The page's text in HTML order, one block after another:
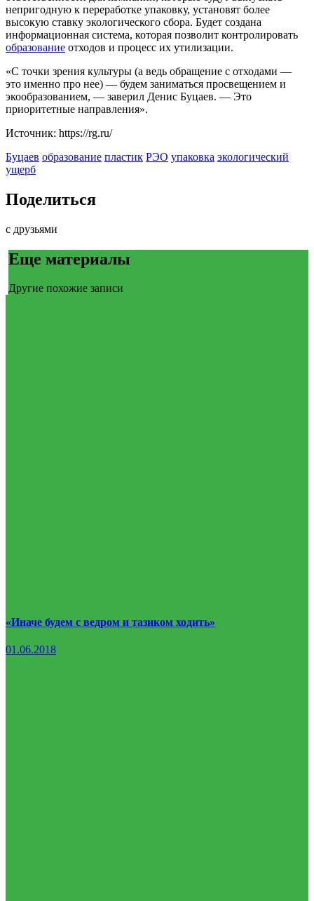
непригодную к переработке упаковку, установят более
высокую ставку экологического сбора. Будет создана
информационная система, которая позволит контролировать
образование отходов и процесс их утилизации.
«С точки зрения культуры (а ведь обращение с отходами —
это именно про нее) — будем заниматься просвещением и
экообразованием, — заверил Денис Буцаев. — Это
приоритетные направления».
Источник: https://rg.ru/
Буцаев образование пластик РЭО упаковка экологический
ущерб
Поделиться
с друзьями
Еще материалы
Другие похожие записи
«Иначе будем с ведром и тазиком ходить»
01.06.2018